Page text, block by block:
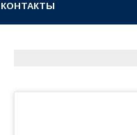
КОНТАКТЫ